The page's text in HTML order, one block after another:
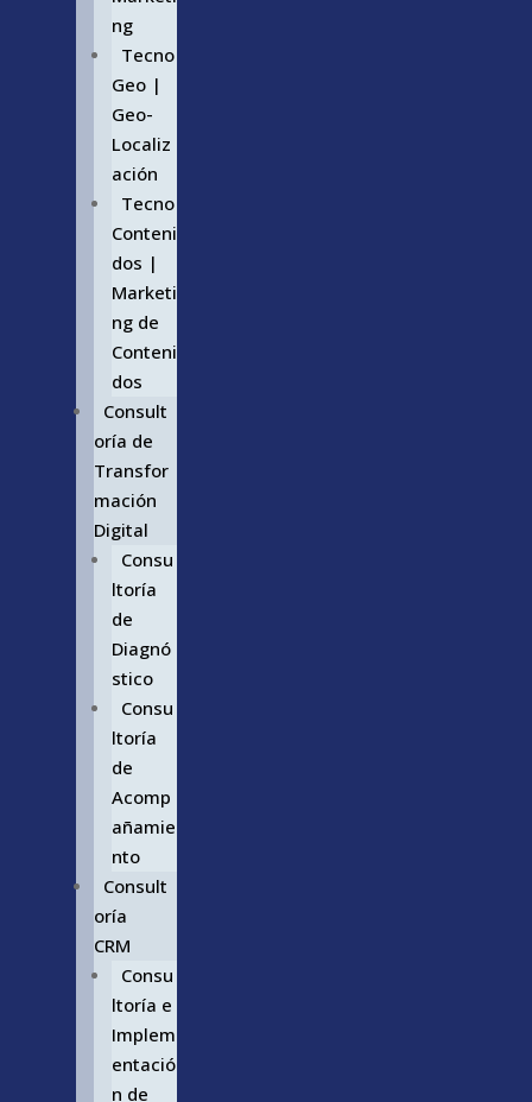
ng
Tecno
Geo |
Geo-
Localiz
ación
Tecno
Conteni
dos |
Marketi
ng de
Conteni
dos
Consult
oría de
Transfor
mación
Digital
Consu
ltoría
de
Diagnó
stico
Consu
ltoría
de
Acomp
añamie
nto
Consult
oría
CRM
Consu
ltoría e
Implem
entació
n de